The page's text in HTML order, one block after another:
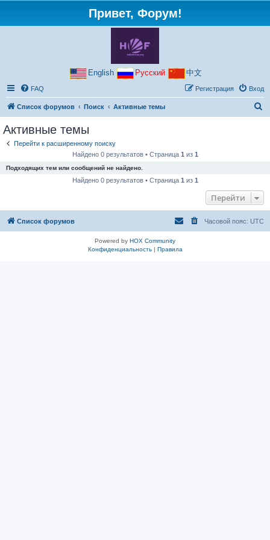
Привет, Форум!
English Русский 中文
FAQ Вход
Регистрация
Список форумов Поиск Активные темы
Активные темы
Перейти к расширенному поиску
Найдено 0 результатов • Страница 1 из 1
Подходящих тем или сообщений не найдено.
Найдено 0 результатов • Страница 1 из 1
Перейти
Список форумов Часовой пояс: UTC
Powered by HOX Community
Конфиденциальность| Правила